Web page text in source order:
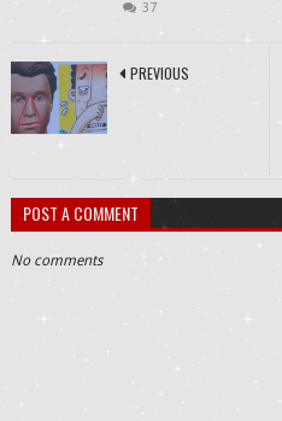
37
PREVIOUS
POST A COMMENT
No comments